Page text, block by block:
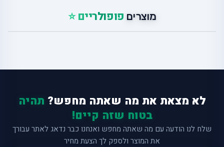
מוצרים פופולריים ⭐
לא מצאת את מה שאתה מחפש? תהיה
בטוח שזה קיים!
שלח לנו הודעה עם מה שאתה מחפש ואנחנו כבר נדאג לאתר עבורך
את המוצר ולספק לך הצעת מחיר